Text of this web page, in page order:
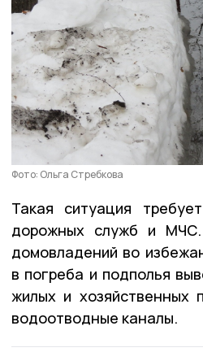
Фото: Ольга Стребкова
Такая ситуация
дорожных служб и
домовладений во
в погреба и подполья
жилых и хозяйственных
водоотводные каналы.